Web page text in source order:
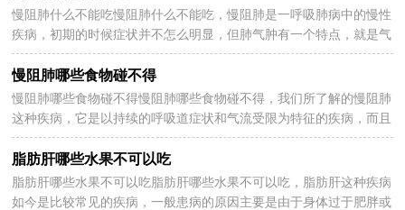
2023-01-21
慢阻肺什么不能吃慢阻肺什么不能吃，慢阻肺是一呼吸肺病中的慢性
疾病，初期的时候症状并不怎么明显，但肺气肿有一个特点，就是气
道发生的不可逆的损伤，随着病情的严重，很有可能会危及...
慢阻肺哪些食物碰不得
2023-01-21
慢阻肺哪些食物碰不得慢阻肺哪些食物碰不得，我们所了解的慢阻肺
这种疾病，它是以持续的呼吸道症状和气流受限为特征的疾病，而且
重点是易复发，所以一定要忌口，那么慢阻肺哪些食物碰...
脂肪肝哪些水果不可以吃
2023-01-21
脂肪肝哪些水果不可以吃脂肪肝哪些水果不可以吃，脂肪肝这种疾病
如今是比较常见的疾病，一般患病的原因主要是由于身体过于肥胖或